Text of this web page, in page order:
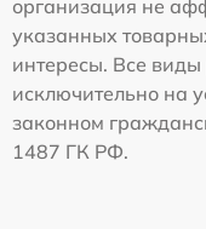
организация не
указанных
интересы. Все
исключительно на
законном
1487 ГК РФ.